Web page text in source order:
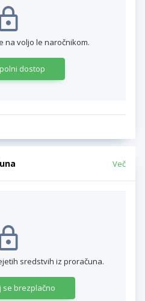
na voljo le naročnikom.
dostop
Več
sredstvih iz proračuna.
se brezplačno